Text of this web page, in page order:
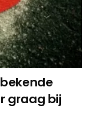
graag bij